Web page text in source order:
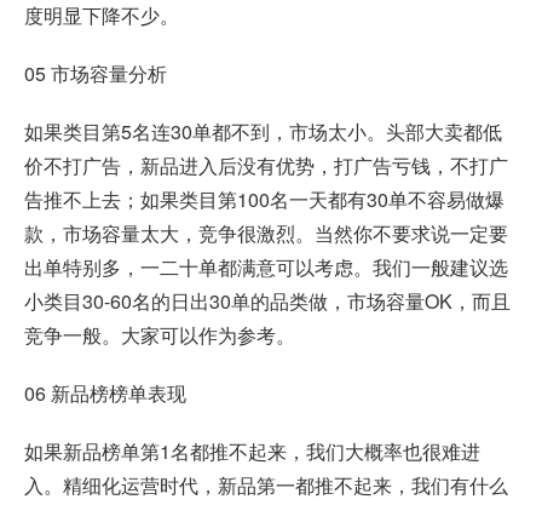
度明显下降不少。
05 市场容量分析
如果类目第5名连30单都不到，市场太小。头部大卖都低
价不打广告，新品进入后没有优势，打广告亏钱，不打广
告推不上去；如果类目第100名一天都有30单不容易做爆
款，市场容量太大，竞争很激烈。当然你不要求说一定要
出单特别多，一二十单都满意可以考虑。我们一般建议选
小类目30-60名的日出30单的品类做，市场容量OK，而且
竞争一般。大家可以作为参考。
06 新品榜榜单表现
如果新品榜单第1名都推不起来，我们大概率也很难进
入。 精细化运营时代，新品第一都推不起来，我们有什么